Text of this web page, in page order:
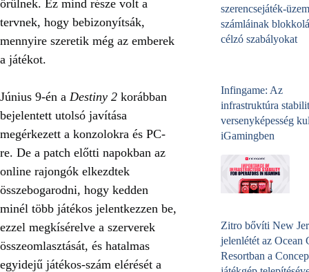
örülnek. Ez mind része volt a
tervnek, hogy bebizonyítsák,
mennyire szeretik még az emberek
a játékot.
Június 9-én a Destiny 2 korábban
bejelentett utolsó javítása
megérkezett a konzolokra és PC-
re. De a patch előtti napokban az
online rajongók elkezdtek
összebogarodni, hogy kedden
minél több játékos jelentkezzen be,
ezzel megkísérelve a szerverek
összeomlasztását, és hatalmas
egyidejű játékos-szám elérését a
számláinak
célzó szabályokat
Infingame: Az
infrastruktúra
versenyképesség
iGamingben
Zitro bővíti New
jelenlétét az Ocean
Resortban a